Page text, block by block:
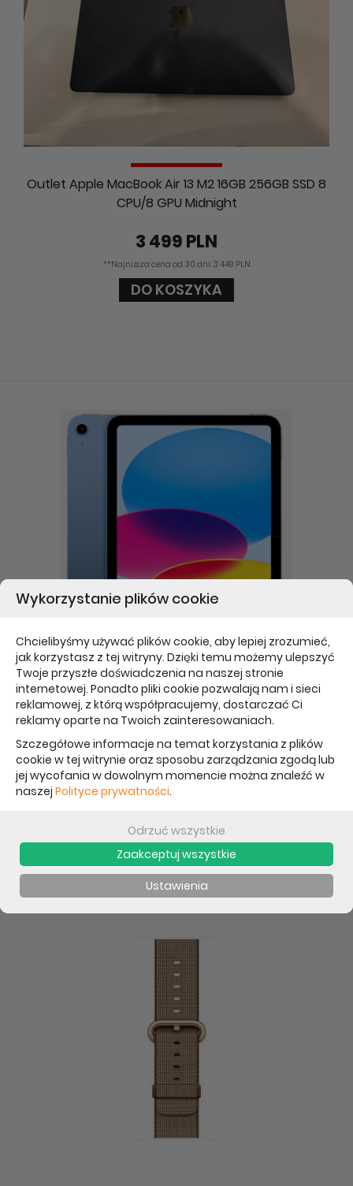
Outlet Apple MacBook Air 13 M2 16GB 256GB SSD 8
CPU/8 GPU Midnight
3 499 PLN
**Najniższa cena od 30 dni: 3 449 PLN
DO KOSZYKA
Outlet Apple iPad 11 (A16) Wi-Fi 256GB niebieski
2 349 PLN
**Najniższa cena od 30 dni: 2 119 PLN
Wykorzystanie plików cookie
Chcielibyśmy używać plików cookie, aby lepiej zrozumieć,
jak korzystasz z tej witryny. Dzięki temu możemy ulepszyć
Twoje przyszłe doświadczenia na naszej stronie
internetowej. Ponadto pliki cookie pozwalają nam i sieci
reklamowej, z którą współpracujemy, dostarczać Ci
reklamy oparte na Twoich zainteresowaniach.
Szczegółowe informacje na temat korzystania z plików
cookie w tej witrynie oraz sposobu zarządzania zgodą lub
jej wycofania w dowolnym momencie można znaleźć w
naszej Polityce prywatności.
Odrzuć wszystkie
Zaakceptuj wszystkie
Ustawienia